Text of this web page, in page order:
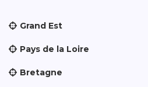
Grand Est
Pays de la Loire
Bretagne